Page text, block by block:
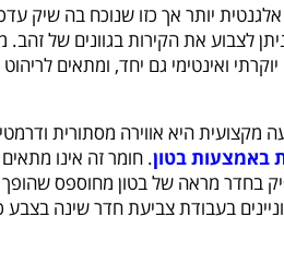
יותר אך כזו שנוכח בה שיק
לצבוע את הקירות בגוונים של זהב.
ואינטימי גם יחד, ומתאים
היא אווירה מסתורית
באמצעות בטון. חומר זה אינו
בחדר מראה של בטון מחוספס
בעבודת צביעת חדר שינה בצבע